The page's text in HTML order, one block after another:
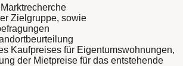
Zielgruppe, sowie
Kaufpreises für Eigentumswohnungen,
der Mietpreise für das entstehende